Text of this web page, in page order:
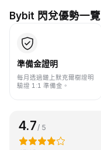
Bybit 閃兌優勢一覽
準備金證明
每月透過鏈上默克爾樹證明
驗證 1:1 準備金。
4.7/ 5